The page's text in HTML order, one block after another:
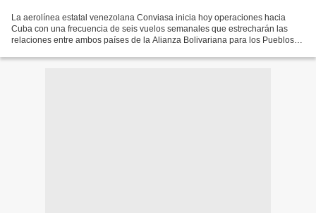
La aerolínea estatal venezolana Conviasa inicia hoy operaciones hacia
Cuba con una frecuencia de seis vuelos semanales que estrecharán las
relaciones entre ambos países de la Alianza Bolivariana para los Pueblos